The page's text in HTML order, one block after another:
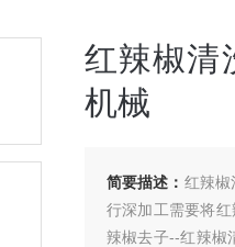
红辣椒清
机械
简要描述： 红辣椒
行深加工需要将
辣椒去子--红辣椒